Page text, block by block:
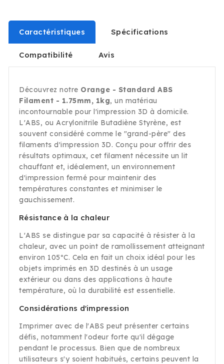
Caractéristiques Spécifications
Compatibilité Avis
Découvrez notre Orange - Standard ABS
Filament - 1.75mm, 1kg, un matériau
incontournable pour l'impression 3D à domicile.
L'ABS, ou Acrylonitrile Butadiène Styrène, est
souvent considéré comme le "grand-père" des
filaments d'impression 3D. Conçu pour offrir des
résultats optimaux, cet filament nécessite un lit
chauffant et, idéalement, un environnement
d'impression fermé pour maintenir des
températures constantes et minimiser le
gauchissement.
Résistance à la chaleur
L'ABS se distingue par sa capacité à résister à la
chaleur, avec un point de ramollissement atteignant
environ 105ºC. Cela en fait un choix idéal pour les
objets imprimés en 3D destinés à un usage
extérieur ou dans des applications à haute
température, où la durabilité est essentielle.
Considérations d'impression
Imprimer avec de l'ABS peut présenter certains
défis, notamment l'odeur forte qu'il dégage
pendant le processus. Bien que de nombreux
utilisateurs s'y soient habitués, certains peuvent la